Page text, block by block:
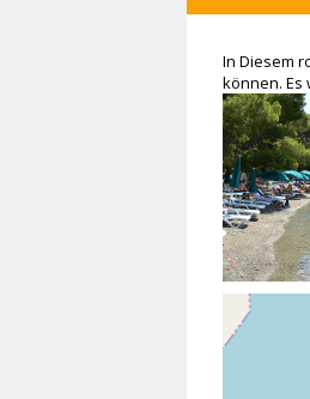
In Diesem
können. Es